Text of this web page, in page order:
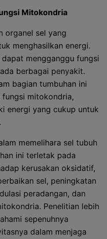
Mitokondria
organel sel yang
menghasilkan energi.
mengganggu fungsi
berbagai penyakit.
bagian tumbuhan ini
mitokondria,
energi yang cukup untuk
memelihara sel tubuh
ini terletak pada
kerusakan oksidatif,
sel, peningkatan
peradangan, dan
Penelitian lebih
sepenuhnya
dalam menjaga